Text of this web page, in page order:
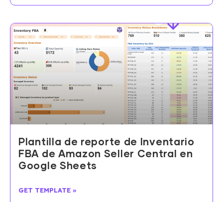
Plantilla de reporte de Inventario
FBA de Amazon Seller Central en
Google Sheets
GET TEMPLATE »